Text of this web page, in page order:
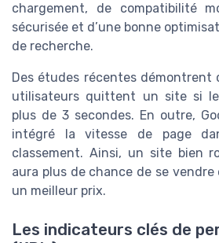
chargement, de compatibilité
sécurisée et d’une bonne
de recherche.
Des études récentes démontrent
utilisateurs quittent un site si le
plus de 3 secondes. En outre,
intégré la vitesse de page
classement. Ainsi, un site bien
aura plus de chance de se
un meilleur prix.
Les indicateurs clés de